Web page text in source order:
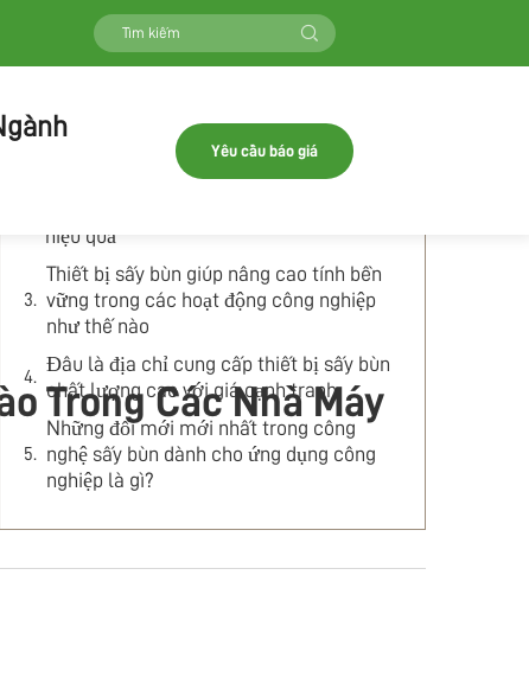
Yêu cầu báo giá
Trong Các Nhà Máy
Mục lục
Những lợi ích chính của thiết bị sấy bùn
trong quản lý chất thải công nghiệp là gì?
Đâu là địa chỉ cung cấp giải pháp sấy
hiệu quả
Thiết bị sấy bùn giúp nâng cao tính bền
vững trong các hoạt động công nghiệp
như thế nào
Đâu là địa chỉ cung cấp thiết bị sấy bùn
chất lượng cao với giá cạnh tranh
Những đổi mới mới nhất trong công
nghệ sấy bùn dành cho ứng dụng công
nghiệp là gì?